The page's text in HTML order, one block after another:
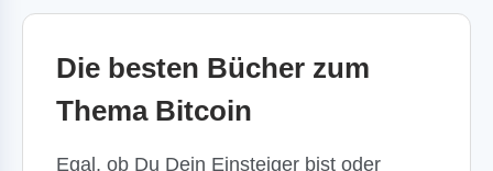
Die besten Bücher zum
Thema Bitcoin
Egal, ob Du Dein Einsteiger bist oder